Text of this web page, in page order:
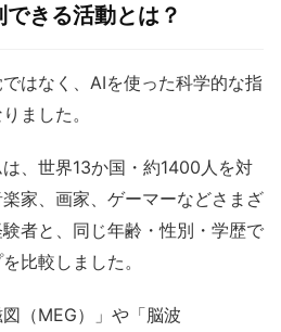
きる活動とは？
ではなく、AIを使った科学的な指
ました。
、世界13か国・約1400人を対
家、画家、ゲーマーなどさまざ
者と、同じ年齢・性別・学歴で
比較しました。
（MEG）」や「脳波